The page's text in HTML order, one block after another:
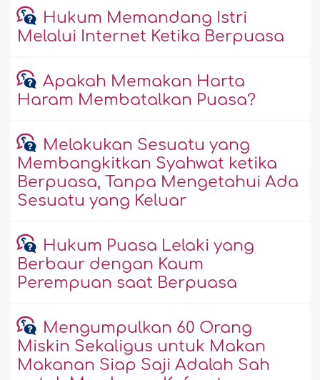
Hukum Memandang Istri
Melalui Internet Ketika Berpuasa
Apakah Memakan Harta
Haram Membatalkan Puasa?
Melakukan Sesuatu yang
Membangkitkan Syahwat ketika
Berpuasa, Tanpa Mengetahui Ada
Sesuatu yang Keluar
Hukum Puasa Lelaki yang
Berbaur dengan Kaum
Perempuan saat Berpuasa
Mengumpulkan 60 Orang
Miskin Sekaligus untuk Makan
Makanan Siap Saji Adalah Sah